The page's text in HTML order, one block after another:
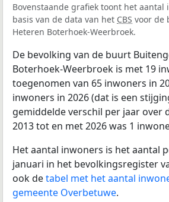
Bovenstaande grafiek toont het aantal
basis van de data van het CBS voor de
Heteren Boterhoek-Weerbroek.
De bevolking van de buurt
Boterhoek-Weerbroek is met 19
toegenomen van 65 inwoners in
inwoners in 2026 (dat is een
gemiddelde verschil per jaar over
2013 tot en met 2026 was 1
Het aantal inwoners is het aantal
januari in het bevolkingsregister
ook detabel met het aantal
gemeente Overbetuwe.